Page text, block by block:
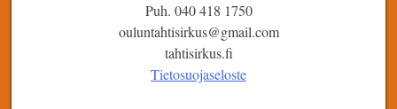
Puh. 040 418 1750
ouluntahtisirkus@gmail.com
tahtisirkus.fi
Tietosuojaseloste